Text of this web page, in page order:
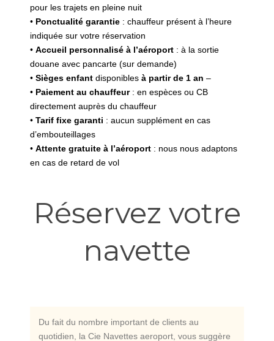
pour les trajets en pleine nuit
• Ponctualité garantie : chauffeur présent à l’heure
indiquée sur votre réservation
• Accueil personnalisé à l’aéroport : à la sortie
douane avec pancarte (sur demande)
• Sièges enfant disponibles à partir de 1 an –
• Paiement au chauffeur: en espèces ou CB
directement auprès du chauffeur
• Tarif fixe garanti : aucun supplément en cas
d’embouteillages
• Attente gratuite à l’aéroport : nous nous adaptons
en cas de retard de vol
Réservez votre
navette
Du fait du nombre important de clients au
quotidien, la Cie Navettes aeroport, vous suggère